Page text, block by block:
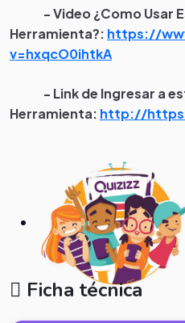
- Video ¿Como Usar
Herramienta?: https://
v=hxqcO0ihtkA
- Link de Ingresar a
Herramienta: http://
Ficha técnica